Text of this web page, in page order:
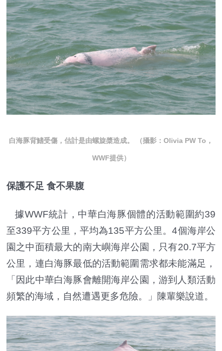
白海豚背鰭受傷，估計是由螺旋槳造成。 （攝影：Olivia PW To，
WWF提供）
保護不足 食不果腹
據WWF統計，中華白海豚個體的活動範圍約39
至339平方公里，平均為135平方公里。4個海岸公
園之中面積最大的南大嶼海岸公園，只有20.7平方
公里，連白海豚最低的活動範圍需求都未能滿足，
「因此中華白海豚會離開海岸公園，游到人類活動
頻繁的海域，自然遭遇更多危險。」陳輩樂說道。